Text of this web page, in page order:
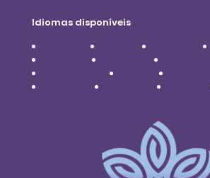
Idiomas disponíveis